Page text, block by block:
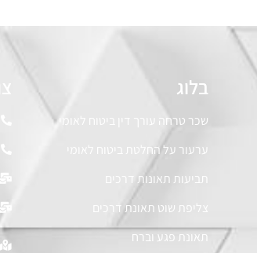
בלוג
שכר טרחה עורך דין ביטוח לאומי
ערעור על החלטת ביטוח לאומי
תביעות תאונות דרכים
צליפת שוט תאונת דרכים
תאונת פגע וברח